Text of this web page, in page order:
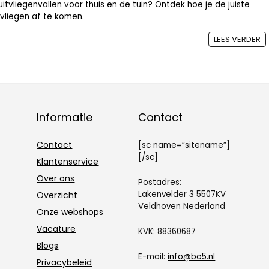
voor thuis en de tuin? Ontdek hoe je de juiste
af te komen.
LEES VERDER
Informatie
Contact
Klantenservice
Over ons
Overzicht
Onze webshops
Vacature
Blogs
Privacybeleid
Contact
[sc name=”sitename”]
[/sc]
Postadres:
Lakenvelder 3 5507KV
Veldhoven Nederland
KVK: 88360687
E-mail:info@bo5.nl